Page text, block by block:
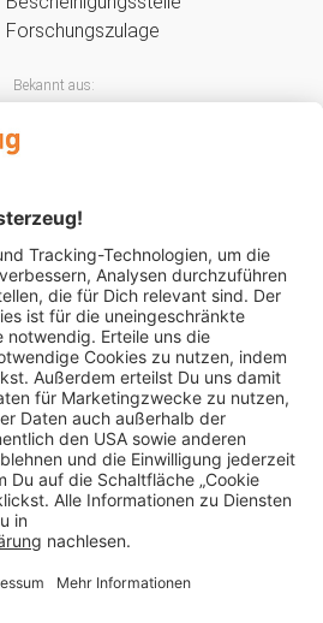
Bekannt aus:
Mitglied im:
AGB Widerrufsbelehrung